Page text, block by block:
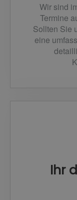
Wir sind
Termine
Sollten Sie
eine
Ihr